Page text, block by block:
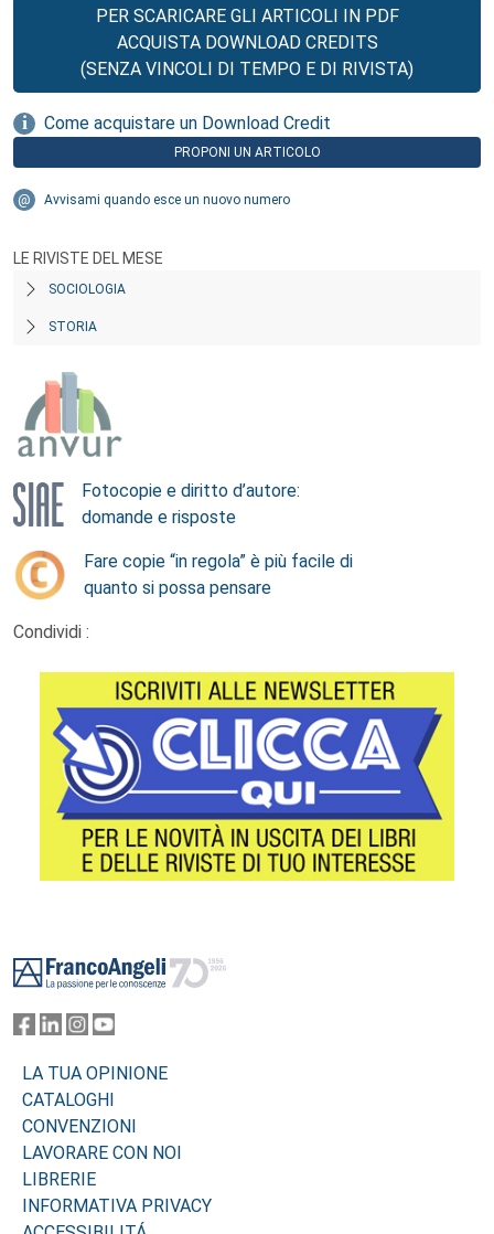
PER SCARICARE GLI ARTICOLI IN PDF
ACQUISTA DOWNLOAD CREDITS
(SENZA VINCOLI DI TEMPO E DI RIVISTA)
Come acquistare un Download Credit
PROPONI UN ARTICOLO
Avvisami quando esce un nuovo numero
LE RIVISTE DEL MESE
SOCIOLOGIA
STORIA
Fotocopie e diritto d’autore:
domande e risposte
Fare copie “in regola” è più facile di
quanto si possa pensare
Condividi :
LA TUA OPINIONE
CATALOGHI
CONVENZIONI
LAVORARE CON NOI
LIBRERIE
INFORMATIVA PRIVACY